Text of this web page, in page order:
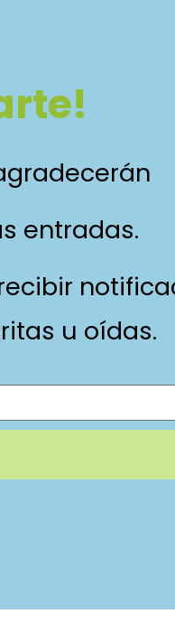
entradas.
u oídas.